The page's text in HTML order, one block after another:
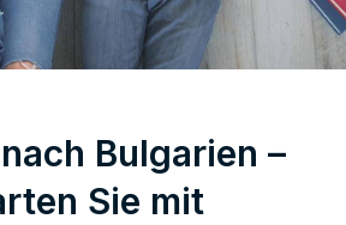
Bulgarien –
Sie mit